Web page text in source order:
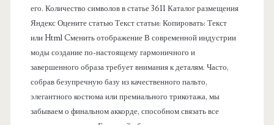
его. Количество символов в статье 3611 Каталог размещения
Яндекс Оцените статью Текст статьи: Копировать: Текст
или Html Cменить отображение В современной индустрии
моды создание по-настоящему гармоничного и
завершенного образа требует внимания к деталям. Часто,
собрав безупречную базу из качественного пальто,
элегантного костюма или премиального трикотажа, мы
забываем о финальном аккорде, способном связать все